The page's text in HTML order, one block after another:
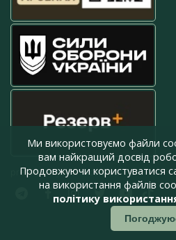
press@armyinform.com.ua
Ми використовуємо файли
вам найкращий досвід
Продовжуючи користуватися
на використання файлів
політику